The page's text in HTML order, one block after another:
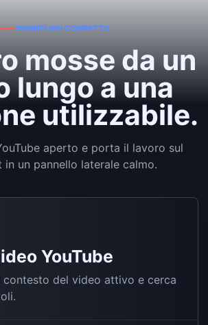
WORKFLOW COMPATTO
mosse da un
lungo a una
utilizzabile.
aperto e porta il lavoro sul
in un pannello laterale calmo.
YouTube
contesto del video attivo e cerca